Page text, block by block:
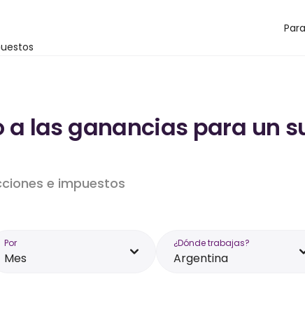
las ganancias para un
e impuestos
Por
Mes
¿Dónde trabajas?
Argentina